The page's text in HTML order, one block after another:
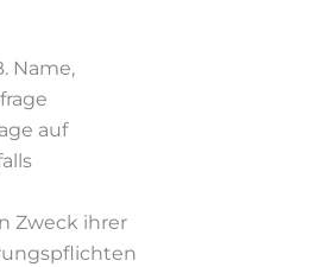
Name,
auf
Zweck ihrer